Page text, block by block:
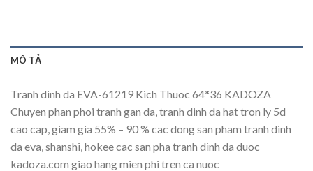
MÔ TẢ
Tranh dinh da EVA-61219 Kich Thuoc 64*36 KADOZA
Chuyen phan phoi tranh gan da, tranh dinh da hat tron ly 5d
cao cap, giam gia 55% – 90 % cac dong san pham tranh dinh
da eva, shanshi, hokee cac san pha tranh dinh da duoc
kadoza.com giao hang mien phi tren ca nuoc